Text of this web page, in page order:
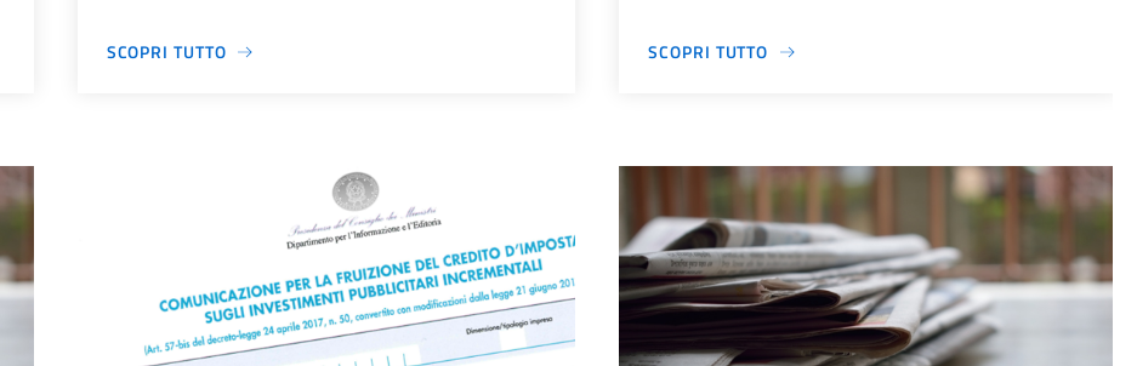
SCOPRI TUTTO SCOPRI TUTTO